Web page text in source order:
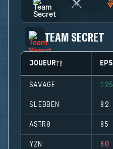
TEAM SECRET
JOUEUR EPS
SAVAGE 125
SLEBBEN 82
ASTR0 85
YZN 80